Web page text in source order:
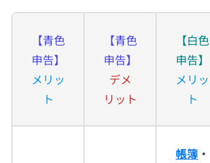
【青色
申告】
メリッ
ト
【青色
申告】
デメ
リット
【白色
申告】
メリッ
ト
帳簿 ・